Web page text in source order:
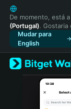
English
日本語
Tiếng Việt
Русский
Español
Türkçe
Italiano
De momento, está
(Portugal). Gostaria
Mudar para
English